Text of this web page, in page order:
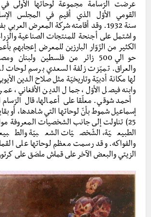
عرضت الرّسامة مجموعة لوحاتها الأولى
القومي الأوّل الذي أقيم في المجلس
سنة 1932. وقد أقامته شركة المعرض
واشتمل على أجنحة للمنتجات الصناعية
الكثير من الزّوّار البارزين للمعرض إعجابهم
حوالي 500 زائر من فلسطين ولبنان
والعراق. تميّزت زلفة السعدي برسم
لها مكانة أدبيّة وتاريخيّة مثل صلاح الدين
وابنه فيصل الأوّل، جمال الدين الأفغاني،
أحمد شوقي. معلّقا على أعمالها، قال الرّسام
إسماعيل شموط بأنّ لوحاتها التي شاهدها، أو
25) تناولت إلى جانب الشخصيات المعروفة
الطبيعيّة، الشّخصيّات الشعبيّة والطبيعة
والفواكه. وقد رسمت معظم لوحاتها على
الزيتي والبعض الآخر على قماش ملصَق على